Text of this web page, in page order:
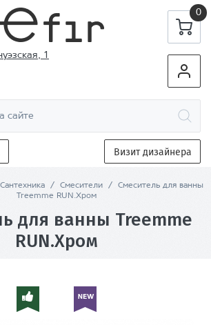
0
1
Визит дизайнера
Сантехника / Смесители /
Cмеситель для ванны
Treemme RUN.Хром
для ванны Treemme
RUN.Хром